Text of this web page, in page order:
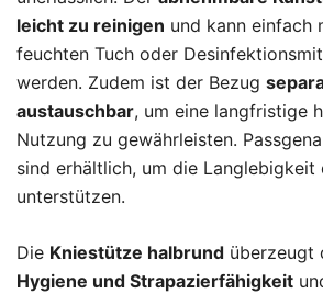
leicht zu reinigen und kann einfach
feuchten Tuch oder
werden. Zudem ist der Bezug
austauschbar, um eine langfristige
Nutzung zu gewährleisten.
sind erhältlich, um die Langlebigkeit
unterstützen.
Die Kniestütze halbrund überzeugt
Hygiene und Strapazierfähigkeit